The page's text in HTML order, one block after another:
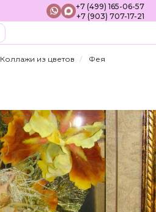
+7 (499) 165-06-57
+7 (903) 707-17-21
Коллажи из цветов Фея